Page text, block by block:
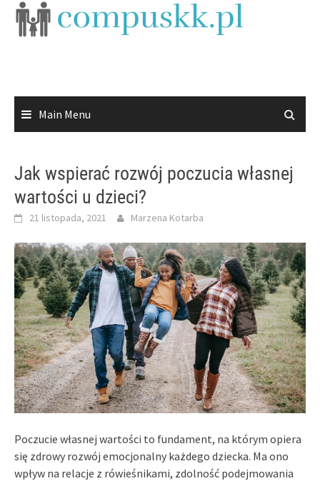
Skip
Main Menu
Jak wspierać rozwój poczucia własnej
wartości u dzieci?
21 listopada, 2021 Marzena Kotarba
Poczucie własnej wartości to fundament, na którym opiera
się zdrowy rozwój emocjonalny każdego dziecka. Ma ono
wpływ na relacje z rówieśnikami, zdolność podejmowania